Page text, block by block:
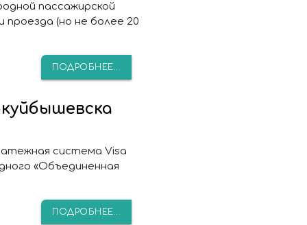
пассажирской
проезда (но не более 20
ПОДРОБНЕЕ...
система Visa
«Объединенная
ПОДРОБНЕЕ...